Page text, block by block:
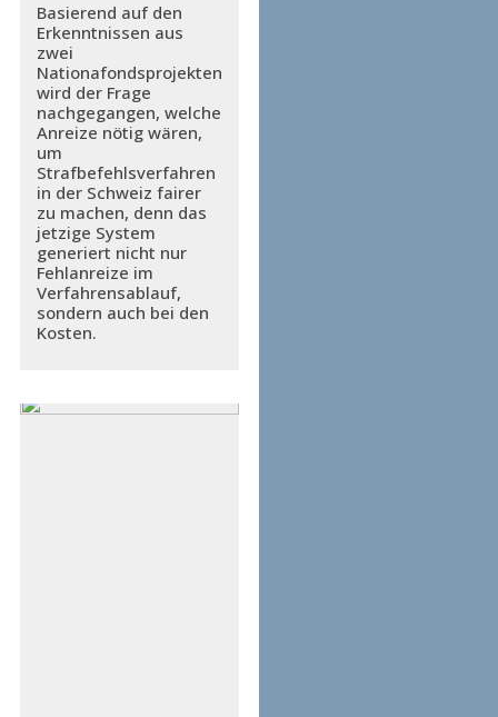
Basierend auf den
Erkenntnissen aus
zwei
Nationafondsprojekten
wird der Frage
nachgegangen, welche
Anreize nötig wären,
um
Strafbefehlsverfahren
in der Schweiz fairer
zu machen, denn das
jetzige System
generiert nicht nur
Fehlanreize im
Verfahrensablauf,
sondern auch bei den
Kosten.